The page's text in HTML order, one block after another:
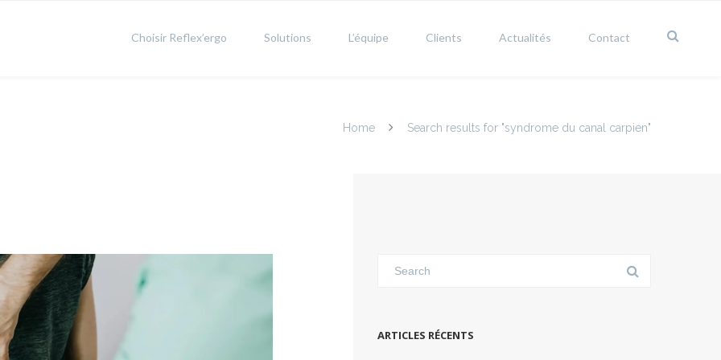
Choisir Reflex’ergo Solutions L’équipe Clients Actualités Contact
Home Search results for "syndrome du canal carpien"
ARTICLES RÉCENTS